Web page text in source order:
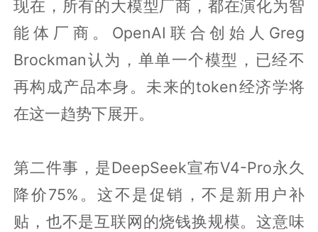
现在，所有的大模型厂商，都在演化为智
能体厂商。OpenAI联合创始人Greg
Brockman认为，单单一个模型，已经不
再构成产品本身。未来的token经济学将
在这一趋势下展开。
第二件事，是DeepSeek宣布V4-Pro永久
降价75%。这不是促销，不是新用户补
贴，也不是互联网的烧钱换规模。这意味